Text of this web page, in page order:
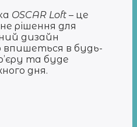
OSCAR Loft– це
рішення для
дизайн
впишеться в будь-
та буде
дня.